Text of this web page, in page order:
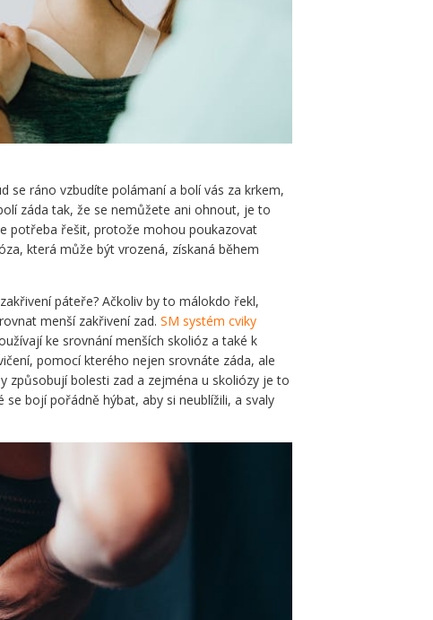
se ráno vzbudíte polámaní a bolí vás za krkem,
záda tak, že se nemůžete ani ohnout, je to
potřeba řešit, protože mohou poukazovat
která může být vrozená, získaná během
páteře? Ačkoliv by to málokdo řekl,
menší zakřivení zad. SM systém cviky
ke srovnání menších skolióz a také k
pomocí kterého nejen srovnáte záda, ale
způsobují bolesti zad a zejména u skoliózy je to
bojí pořádně hýbat, aby si neublížili, a svaly